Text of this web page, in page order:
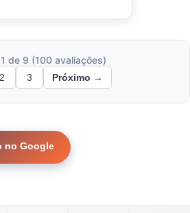
de 9 (100 avaliações)
2 3 Próximo →
no Google